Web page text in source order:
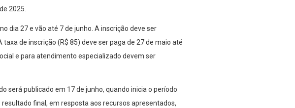
2025.
dia 27 e vão até 7 de junho. A inscrição deve ser
de inscrição (R$ 85) deve ser paga de 27 de maio até
e para atendimento especializado devem ser
será publicado em 17 de junho, quando inicia o período
final, em resposta aos recursos apresentados,